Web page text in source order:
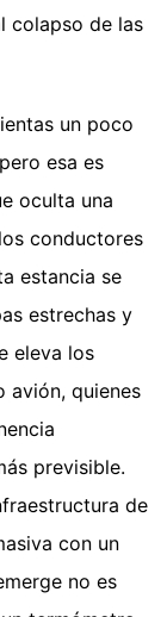
colapso de las
un poco
esa es
oculta una
conductores
estancia se
estrechas y
eleva los
avión, quienes
previsible.
de
con un
no es